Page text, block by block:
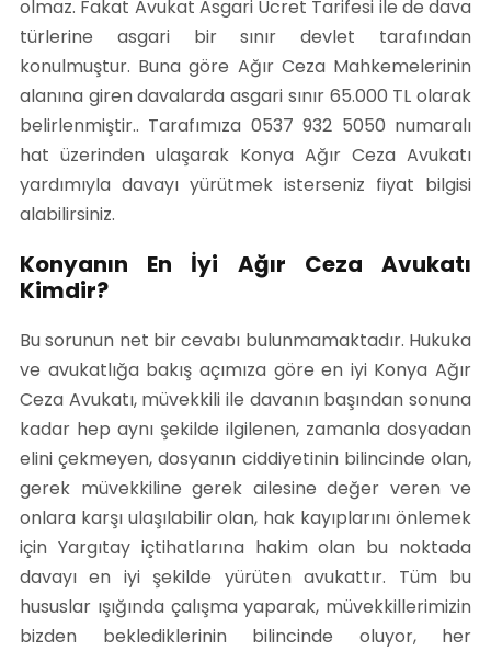
olmaz. Fakat Avukat Asgari Ücret Tarifesi ile de dava
türlerine asgari bir sınır devlet tarafından
konulmuştur. Buna göre Ağır Ceza Mahkemelerinin
alanına giren davalarda asgari sınır 65.000 TL olarak
belirlenmiştir.. Tarafımıza 0537 932 5050 numaralı
hat üzerinden ulaşarak Konya Ağır Ceza Avukatı
yardımıyla davayı yürütmek isterseniz fiyat bilgisi
alabilirsiniz.
Konyanın En İyi Ağır Ceza Avukatı
Kimdir?
Bu sorunun net bir cevabı bulunmamaktadır. Hukuka
ve avukatlığa bakış açımıza göre en iyi Konya Ağır
Ceza Avukatı, müvekkili ile davanın başından sonuna
kadar hep aynı şekilde ilgilenen, zamanla dosyadan
elini çekmeyen, dosyanın ciddiyetinin bilincinde olan,
gerek müvekkiline gerek ailesine değer veren ve
onlara karşı ulaşılabilir olan, hak kayıplarını önlemek
için Yargıtay içtihatlarına hakim olan bu noktada
davayı en iyi şekilde yürüten avukattır. Tüm bu
hususlar ışığında çalışma yaparak, müvekkillerimizin
bizden beklediklerinin bilincinde oluyor, her